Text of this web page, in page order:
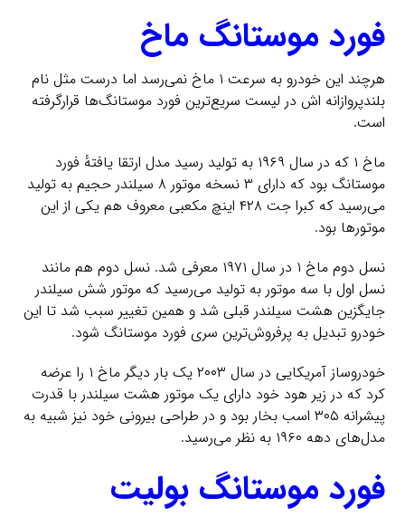
فورد موستانگ ماخ
هرچند این خودرو به سرعت ۱ ماخ نمی‌رسد اما درست مثل نام
بلندپروازانه اش در لیست سریع‌ترین فورد موستانگ‌ها قرارگرفته
است.
ماخ ۱ که در سال ۱۹۶۹ به تولید رسید مدل ارتقا یافتهٔ فورد
موستانگ بود که دارای ۳ نسخه موتور ۸ سیلندر حجیم به تولید
می‌رسید که کبرا جت ۴۲۸ اینچ مکعبی معروف هم یکی از این
موتورها بود.
نسل دوم ماخ ۱ در سال ۱۹۷۱ معرفی شد. نسل دوم هم مانند
نسل اول با سه موتور به تولید می‌رسید که موتور شش سیلندر
جایگزین هشت سیلندر قبلی شد و همین تغییر سبب شد تا این
خودرو تبدیل به پرفروش‌ترین سری فورد موستانگ شود.
خودروساز آمریکایی در سال ۲۰۰۳ یک بار دیگر ماخ ۱ را عرضه
کرد که در زیر هود خود دارای یک موتور هشت سیلندر با قدرت
پیشرانه ۳۰۵ اسب بخار بود و در طراحی بیرونی خود نیز شبیه به
مدل‌های دهه ۱۹۶۰ به نظر می‌رسید.
فورد موستانگ بولیت